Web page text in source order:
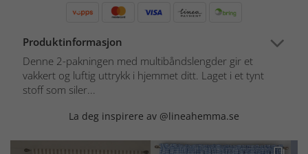
Produktinformasjon
Denne 2-pakningen med multibåndslengder gir et
vakkert og luftig uttrykk i hjemmet ditt. Laget i et tynt
stoff som siler...
La deg inspirere av @lineahemma.se